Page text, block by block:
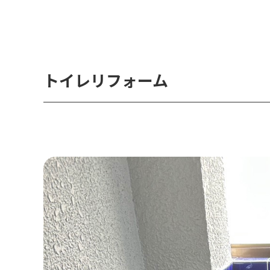
トイレリフォーム